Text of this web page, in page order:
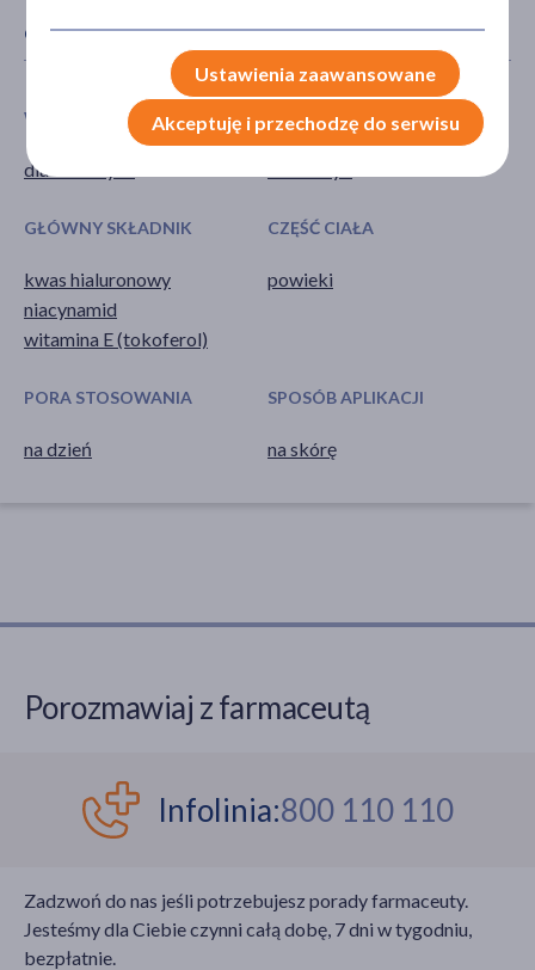
CECHY PRODUKTU
WIEK
dla dorosłych
TYP PRODUKTU
GŁÓWNY SKŁADNIK
kwas hialuronowy
niacynamid
witamina E (tokoferol)
CZĘŚĆ CIAŁA
powieki
PORA STOSOWANIA
na dzień
SPOSÓB APLIKACJI
na skórę
Porozmawiaj z farmaceutą
Infolinia:800 110 110
Zadzwoń do nas jeśli potrzebujesz porady farmaceuty.
Jesteśmy dla Ciebie czynni całą dobę, 7 dni w tygodniu,
bezpłatnie.
Ustawienia zaawansowane
Akceptuję i przechodzę do serwisu